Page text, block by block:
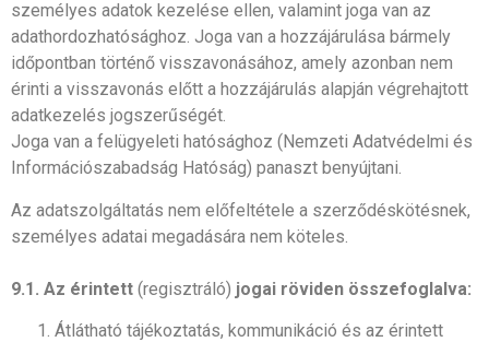
személyes adatok kezelése ellen, valamint joga van az
adathordozhatósághoz. Joga van a hozzájárulása bármely
időpontban történő visszavonásához, amely azonban nem
érinti a visszavonás előtt a hozzájárulás alapján végrehajtott
adatkezelés jogszerűségét.
Joga van a felügyeleti hatósághoz (Nemzeti Adatvédelmi és
Információszabadság Hatóság) panaszt benyújtani.
Az adatszolgáltatás nem előfeltétele a szerződéskötésnek,
személyes adatai megadására nem köteles.
9.1. Az érintett (regisztráló) jogai röviden összefoglalva:
Átlátható tájékoztatás, kommunikáció és az érintett